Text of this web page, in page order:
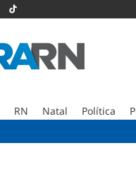
RN Natal Política